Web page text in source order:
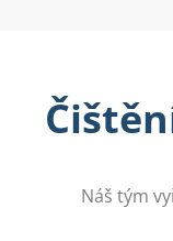
Náš tým